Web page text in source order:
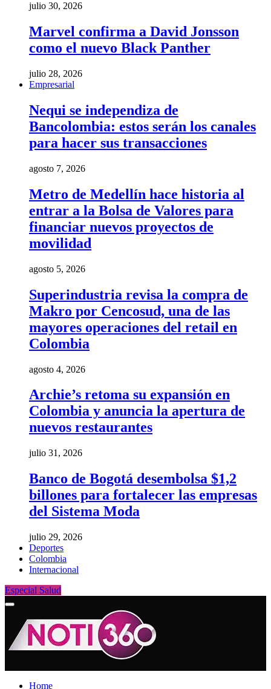
julio 30, 2026
Marvel confirma a David Jonsson
como el nuevo Black Panther
julio 28, 2026
Empresarial
Nequi se independiza de
Bancolombia: estos serán los canales
para hacer sus transacciones
agosto 7, 2026
Metro de Medellín hace historia al
entrar a la Bolsa de Valores para
financiar nuevos proyectos de
movilidad
agosto 5, 2026
Superindustria revisa la compra de
Makro por Cencosud, una de las
mayores operaciones del retail en
Colombia
agosto 4, 2026
Archie’s retoma su expansión en
Colombia y anuncia la apertura de
nuevos restaurantes
julio 31, 2026
Banco de Bogotá desembolsa $1,2
billones para fortalecer las empresas
del Sistema Moda
julio 29, 2026
Deportes
Colombia
Internacional
Especial Salud
Home